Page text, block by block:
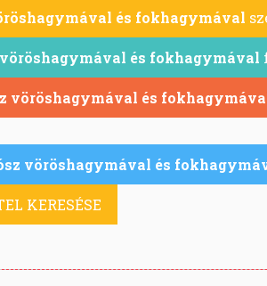
és fokhagymával
és fokhagymával
vöröshagymával és
vöröshagymával és
KERESÉSE